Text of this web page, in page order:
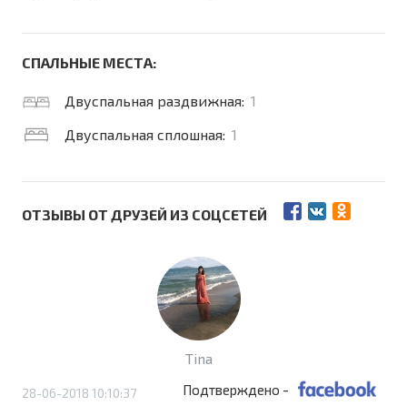
СПАЛЬНЫЕ МЕСТА:
Двуспальная раздвижная: 1
Двуспальная сплошная: 1
ОТЗЫВЫ ОТ ДРУЗЕЙ ИЗ СОЦСЕТЕЙ
Tina
Подтверждено -
28-06-2018 10:10:37